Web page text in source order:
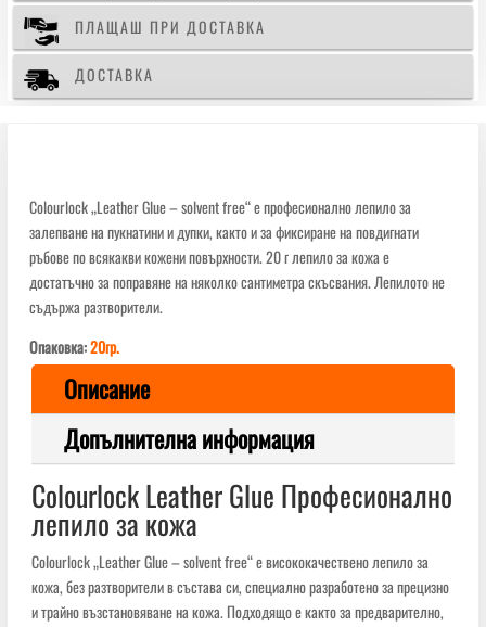
ПЛАЩАШ ПРИ ДОСТАВКА
ДОСТАВКА
Colourlock „Leather Glue – solvent free“ е професионално лепило за
залепване на пукнатини и дупки, както и за фиксиране на повдигнати
ръбове по всякакви кожени повърхности. 20 г лепило за кожа е
достатъчно за поправяне на няколко сантиметра скъсвания. Лепилото не
съдържа разтворители.
Опаковка:20гр.
Описание
Допълнителна информация
Colourlock Leather Glue Професионално
лепило за кожа
Colourlock „Leather Glue – solvent free“ е висококачествено лепило за
кожа, без разтворители в състава си, специално разработено за прецизно
и трайно възстановяване на кожа. Подходящо е както за предварително,